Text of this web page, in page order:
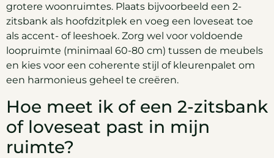
grotere woonruimtes. Plaats bijvoorbeeld een 2-
zitsbank als hoofdzitplek en voeg een loveseat toe
als accent- of leeshoek. Zorg wel voor voldoende
loopruimte (minimaal 60-80 cm) tussen de meubels
en kies voor een coherente stijl of kleurenpalet om
een harmonieus geheel te creëren.
Hoe meet ik of een 2-zitsbank
of loveseat past in mijn
ruimte?